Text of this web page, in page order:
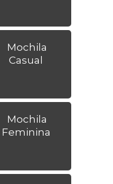
Mochila
Casual
Mochila
Feminina